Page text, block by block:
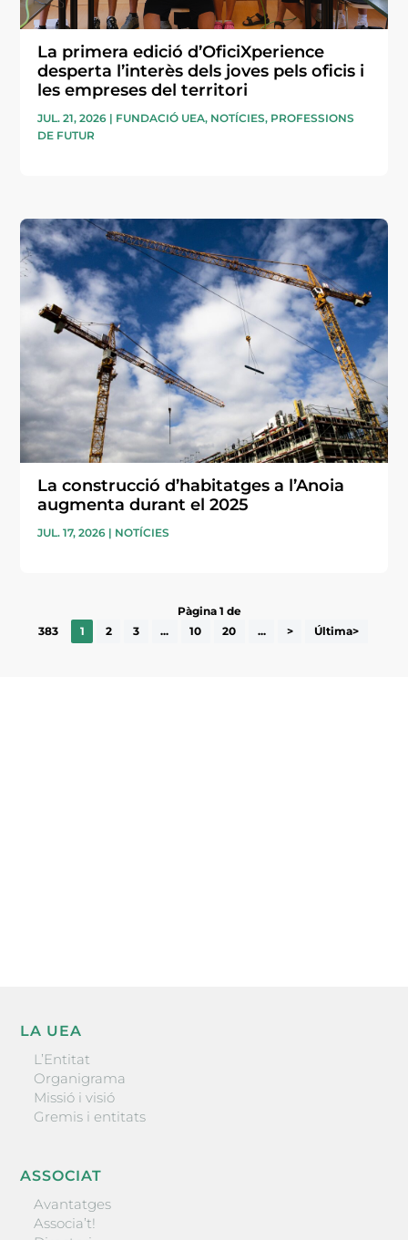
La primera edició d’OficiXperience
desperta l’interès dels joves pels oficis i
les empreses del territori
JUL. 21, 2026 | FUNDACIÓ UEA, NOTÍCIES, PROFESSIONS
DE FUTUR
La construcció d’habitatges a l’Anoia
augmenta durant el 2025
JUL. 17, 2026 | NOTÍCIES
Pàgina 1 de
383
1 2 3 ... 10 20 ... > Última>
LA UEA
L’Entitat
Organigrama
Missió i visió
Gremis i entitats
ASSOCIAT
Avantatges
Associa’t!